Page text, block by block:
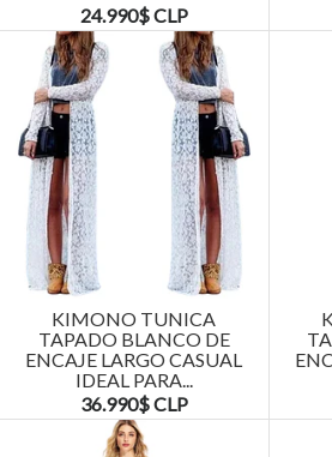
24.990$ CLP
KIMONO TUNICA
TAPADO BLANCO DE
ENCAJE LARGO CASUAL
IDEAL PARA...
36.990$ CLP